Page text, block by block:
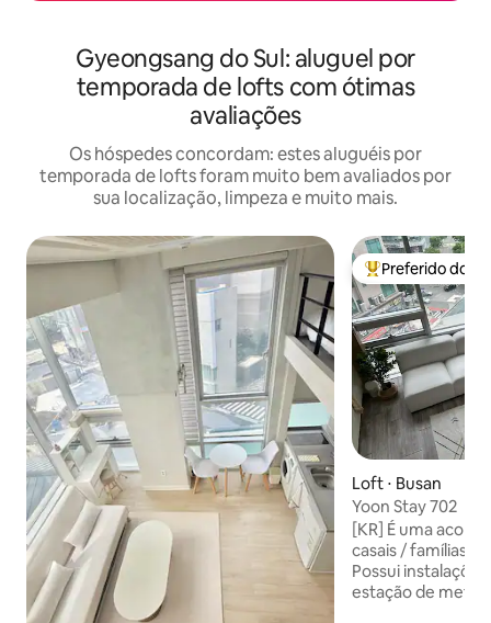
Gyeongsang do Sul: aluguel por
temporada de lofts com ótimas
avaliações
Os hóspedes concordam: estes aluguéis por
temporada de lofts foram muito bem avaliados por
sua localização, limpeza e muito mais.
Entre os
Preferido dos
Loft ⋅ Busan
Yoon Stay 702
[KR] É uma
casais / famílias /
Possui
estação de